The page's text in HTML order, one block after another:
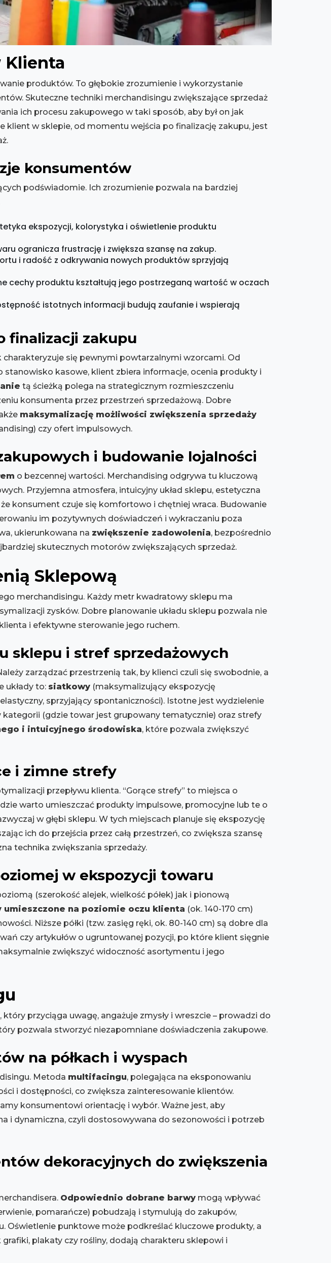
Klienta
produktów. To głębokie zrozumienie i wykorzystanie
Skuteczne techniki merchandisingu zwiększające sprzedaż
ich procesu zakupowego w taki sposób, aby był on jak
klient w sklepie, od momentu wejścia po finalizację zakupu, jest
konsumentów
podświadomie. Ich zrozumienie pozwala na bardziej
ekspozycji, kolorystyka i oświetlenie produktu
ogranicza frustrację i zwiększa szansę na zakup.
i radość z odkrywania nowych produktów sprzyjają
cechy produktu kształtują jego postrzeganą wartość w oczach
istotnych informacji budują zaufanie i wspierają
finalizacji zakupu
się pewnymi powtarzalnymi wzorcami. Od
kasowe, klient zbiera informacje, ocenia produkty i
tą ścieżką polega na strategicznym rozmieszczeniu
konsumenta przez przestrzeń sprzedażową. Dobre
maksymalizację możliwości zwiększenia sprzedaży
czy ofert impulsowych.
i budowanie lojalności
o bezcennej wartości. Merchandising odgrywa tu kluczową
Przyjemna atmosfera, intuicyjny układ sklepu, estetyczna
konsument czuje się komfortowo i chętniej wraca. Budowanie
im pozytywnych doświadczeń i wykraczaniu poza
ukierunkowana na zwiększenie zadowolenia, bezpośrednio
skutecznych motorów zwiększających sprzedaż.
Sklepową
merchandisingu. Każdy metr kwadratowy sklepu ma
zysków. Dobre planowanie układu sklepu pozwala nie
i efektywne sterowanie jego ruchem.
sklepu i stref sprzedażowych
zarządzać przestrzenią tak, by klienci czuli się swobodnie, a
układy to: siatkowy (maksymalizujący ekspozycję
sprzyjający spontaniczności). Istotne jest wydzielenie
(gdzie towar jest grupowany tematycznie) oraz strefy
i intuicyjnego środowiska, które pozwala zwiększyć
i zimne strefy
przepływu klienta. “Gorące strefy” to miejsca o
warto umieszczać produkty impulsowe, promocyjne lub te o
w głębi sklepu. W tych miejscach planuje się ekspozycję
ich do przejścia przez całą przestrzeń, co zwiększa szansę
technika zwiększania sprzedaży.
w ekspozycji towaru
(szerokość alejek, wielkość półek) jak i pionową
umieszczone na poziomie oczu klienta (ok. 140-170 cm)
Niższe półki (tzw. zasięg ręki, ok. 80-140 cm) są dobre dla
czy artykułów o ugruntowanej pozycji, po które klient sięgnie
zwiększyć widoczność asortymentu i jego
przyciąga uwagę, angażuje zmysły i wreszcie – prowadzi do
pozwala stworzyć niezapomniane doświadczenia zakupowe.
na półkach i wyspach
Metoda multifacingu, polegająca na eksponowaniu
i dostępności, co zwiększa zainteresowanie klientów.
konsumentowi orientację i wybór. Ważne jest, aby
i dynamiczna, czyli dostosowywana do sezonowości i potrzeb
dekoracyjnych do zwiększenia
Odpowiednio dobrane barwy mogą wpływać
pomarańcze) pobudzają i stymulują do zakupów,
Oświetlenie punktowe może podkreślać kluczowe produkty, a
plakaty czy rośliny, dodają charakteru sklepowi i